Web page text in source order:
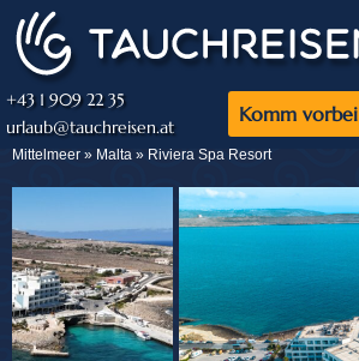
+43 1 909 22 35
urlaub@tauchreisen.at
Komm vorbei
Mittelmeer » Malta » Riviera Spa Resort